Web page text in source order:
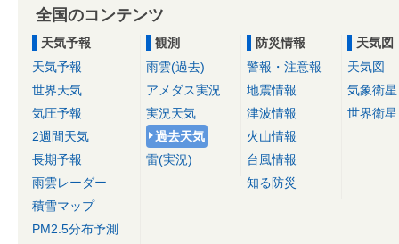
全国のコンテンツ
天気予報
天気予報
世界天気
気圧予報
2週間天気
長期予報
雨雲レーダー
積雪マップ
PM2.5分布予測
観測
雨雲(過去)
アメダス実況
実況天気
過去天気
雷(実況)
防災情報
警報・注意報
地震情報
津波情報
火山情報
台風情報
知る防災
天気図
天気図
気象衛星
世界衛星